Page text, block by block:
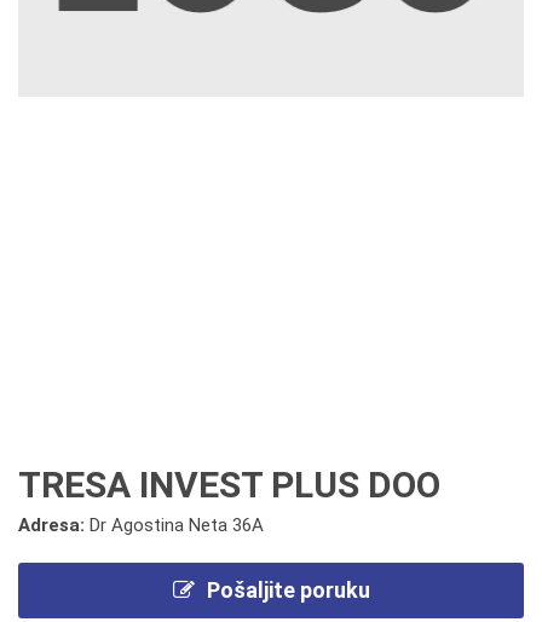
TRESA INVEST PLUS DOO
Adresa: Dr Agostina Neta 36A
Pošaljite poruku